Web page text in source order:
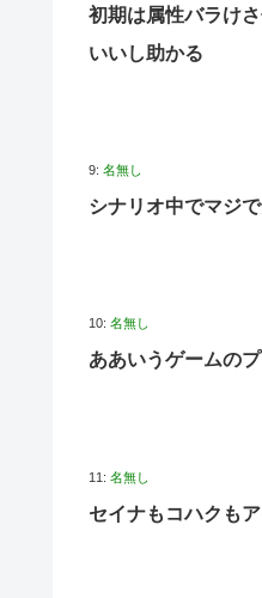
初期は属性バラけ
いいし助かる
9: 名無し
シナリオ中でマジ
10: 名無し
ああいうゲームの
11: 名無し
セイナもコハクも